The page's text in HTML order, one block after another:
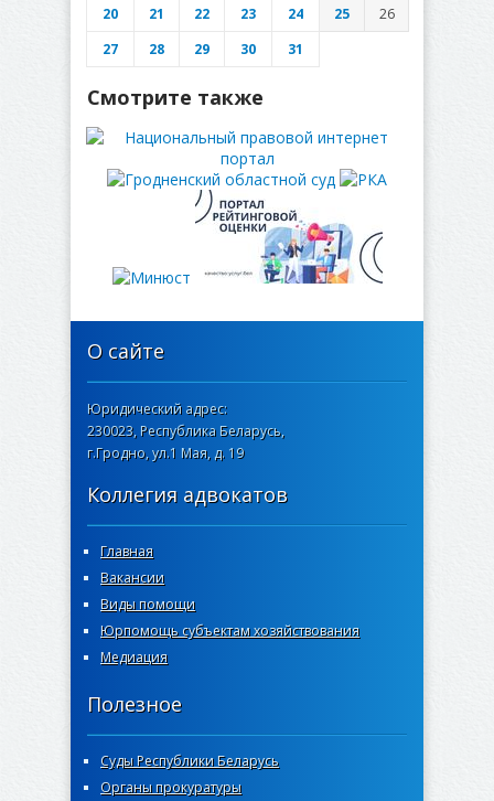
20
21 22 23 24 25
26
27
28 29 30 31
Смотрите также
О сайте
Юридический адрес:
230023, Республика Беларусь,
г.Гродно, ул.1 Мая, д. 19
Коллегия адвокатов
Главная
Вакансии
Виды помощи
Юрпомощь субъектам хозяйствования
Медиация
Полезное
Суды Республики Беларусь
Органы прокуратуры